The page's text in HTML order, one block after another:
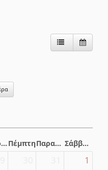
Τετάρτη Πέμπτη Παρασκευή Σάββατο
1